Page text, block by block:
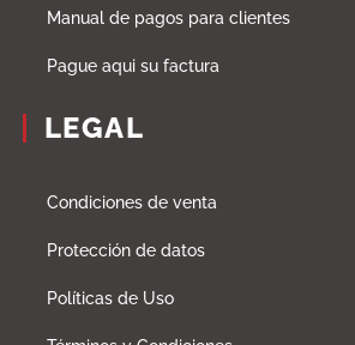
Manual de pagos para clientes
Pague aqui su factura
LEGAL
Condiciones de venta
Protección de datos
Políticas de Uso